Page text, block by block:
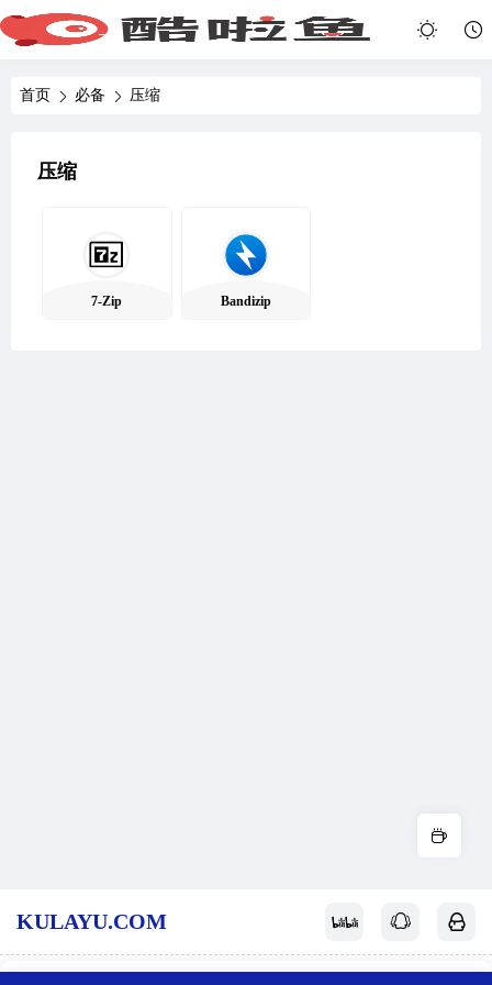
首页 必备 压缩
压缩
7-Zip Bandizip
KULAYU.COM
酷拉鱼 网站地图 关于我们 赞赏支持 反馈投稿